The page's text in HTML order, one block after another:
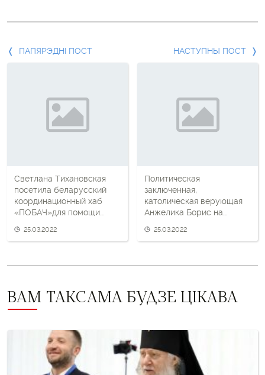
Папярэдні
наступны
ПАПЯРЭДНІ ПОСТ
Светлана Тихановская
посетила беларусский
координационный хаб
«ПОБАЧ»для помощи
25.03.2022
НАСТУПНЫ ПОСТ
Политическая
заключенная,
католическая верующая
Анжелика Борис на
25.03.2022
ВАМ ТАКСАМА БУДЗЕ ЦІКАВА